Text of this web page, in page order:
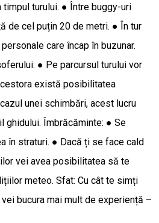
timpul turului. ● Între buggy-uri
de cel puțin 20 de metri. ● În tur
care încap în buzunar.
● Pe parcursul turului vor
există posibilitatea
unei schimbări, acest lucru
ghidului. Îmbrăcăminte: ● Se
în straturi. ● Dacă ți se face cald
vei avea posibilitatea să te
meteo. Sfat: Cu cât te simți
bucura mai mult de experiență –